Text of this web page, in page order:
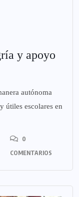
y apoyo
autónoma
útiles escolares en
0
COMENTARIOS